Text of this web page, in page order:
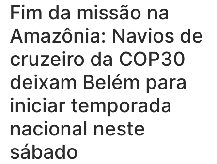
Fim da missão na
Amazônia: Navios de
cruzeiro da COP30
deixam Belém para
iniciar temporada
nacional neste
sábado